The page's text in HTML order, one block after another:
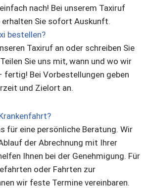
nach! Bei unserem Taxiruf
erhalten Sie sofort Auskunft.
bestellen?
Taxiruf an oder schreiben Sie
Sie uns mit, wann und wo wir
fertig! Bei Vorbestellungen geben
und Zielort an.
für eine persönliche Beratung. Wir
der Abrechnung mit Ihrer
Ihnen bei der Genehmigung. Für
oder Fahrten zur
wir feste Termine vereinbaren.